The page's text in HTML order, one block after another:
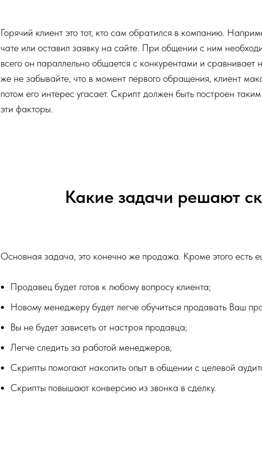
Горячий клиент это тот, кто сам обратился в компанию.
чате или оставил заявку на сайте. При общении с ним
всего он параллельно общается с конкурентами и сравнивает
же не забывайте, что в момент первого обращения, клиент
потом его интерес угасает. Скрипт должен быть построен
эти факторы.
Какие задачи решают
Основная задача, это конечно же продажа. Кроме этого есть
Продавец будет готов к любому вопросу клиента;
Новому менеджеру будет легче обучиться продавать Ваш
Вы не будет зависеть от настроя продавца;
Легче следить за работой менеджеров;
Скрипты помогают накопить опыт в общении с целевой
Скрипты повышают конверсию из звонка в сделку.